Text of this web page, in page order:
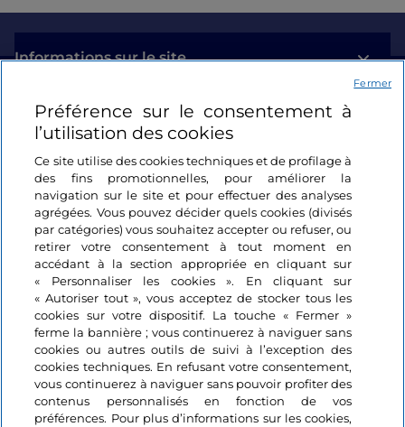
Informations sur le site
Liens utiles
Se connecter
Suivez-nous
Préférence sur le consentement à
l’utilisation des cookies
Ce site utilise des cookies techniques et de profilage à
des fins promotionnelles, pour améliorer la
navigation sur le site et pour effectuer des analyses
agrégées. Vous pouvez décider quels cookies (divisés
par catégories) vous souhaitez accepter ou refuser, ou
retirer votre consentement à tout moment en
accédant à la section appropriée en cliquant sur
« Personnaliser les cookies ». En cliquant sur
« Autoriser tout », vous acceptez de stocker tous les
cookies sur votre dispositif. La touche « Fermer »
ferme la bannière ; vous continuerez à naviguer sans
cookies ou autres outils de suivi à l’exception des
cookies techniques. En refusant votre consentement,
vous continuerez à naviguer sans pouvoir profiter des
contenus personnalisés en fonction de vos
préférences. Pour plus d’informations sur les cookies,
Fermer